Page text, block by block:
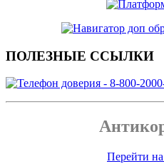
ПОЛЕЗНЫЕ ССЫЛКИ
Перейти